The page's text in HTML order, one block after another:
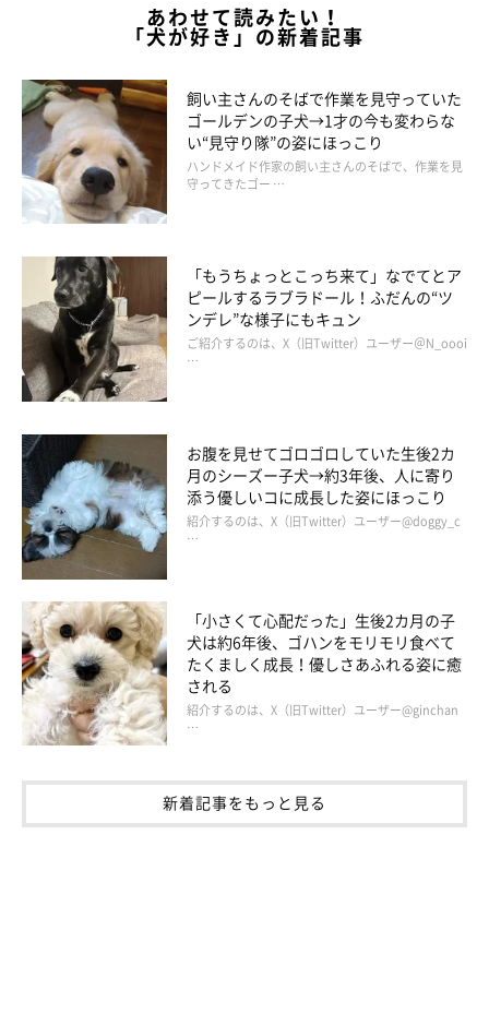
にたっっっ♡
気持ちよすぎて、フクちゃん全身の力が抜けちゃったみたい(*´ｪ
`*)
＠tazu29
あわせて読みたい！
「犬が好き」の新着記事
飼い主さんのそばで作業を見守っていた
ゴールデンの子犬→1才の今も変わらな
い“見守り隊”の姿にほっこり
ハンドメイド作家の飼い主さんのそばで、作業を見
守ってきたゴー …
「もうちょっとこっち来て」なでてとア
ピールするラブラドール！ふだんの“ツ
ンデレ”な様子にもキュン
ご紹介するのは、X（旧Twitter）ユーザー＠N_oooi
…
お腹を見せてゴロゴロしていた生後2カ
月のシーズー子犬→約3年後、人に寄り
添う優しいコに成長した姿にほっこり
紹介するのは、X（旧Twitter）ユーザー@doggy_c
…
「小さくて心配だった」生後2カ月の子
犬は約6年後、ゴハンをモリモリ食べて
たくましく成長！優しさあふれる姿に癒
される
紹介するのは、X（旧Twitter）ユーザー@ginchan
…
新着記事をもっと見る